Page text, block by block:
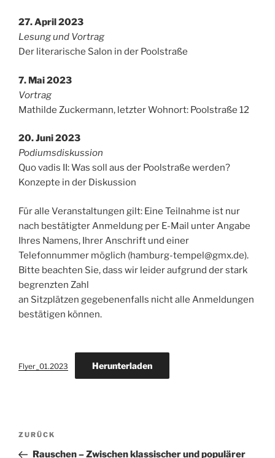
27. April 2023
Lesung und Vortrag
Der literarische Salon in der Poolstraße
7. Mai 2023
Vortrag
Mathilde Zuckermann, letzter Wohnort: Poolstraße 12
20. Juni 2023
Podiumsdiskussion
Quo vadis II: Was soll aus der Poolstraße werden?
Konzepte in der Diskussion
Für alle Veranstaltungen gilt: Eine Teilnahme ist nur
nach bestätigter Anmeldung per E-Mail unter Angabe
Ihres Namens, Ihrer Anschrift und einer
Telefonnummer möglich (hamburg-tempel@gmx.de).
Bitte beachten Sie, dass wir leider aufgrund der stark
begrenzten Zahl
an Sitzplätzen gegebenenfalls nicht alle Anmeldungen
bestätigen können.
Flyer_01.2023 Herunterladen
Beitragsnavigation
Vorheriger
Beitrag
ZURÜCK
Rauschen – Zwischen klassischer und populärer